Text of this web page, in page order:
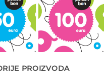
PROIZVODA